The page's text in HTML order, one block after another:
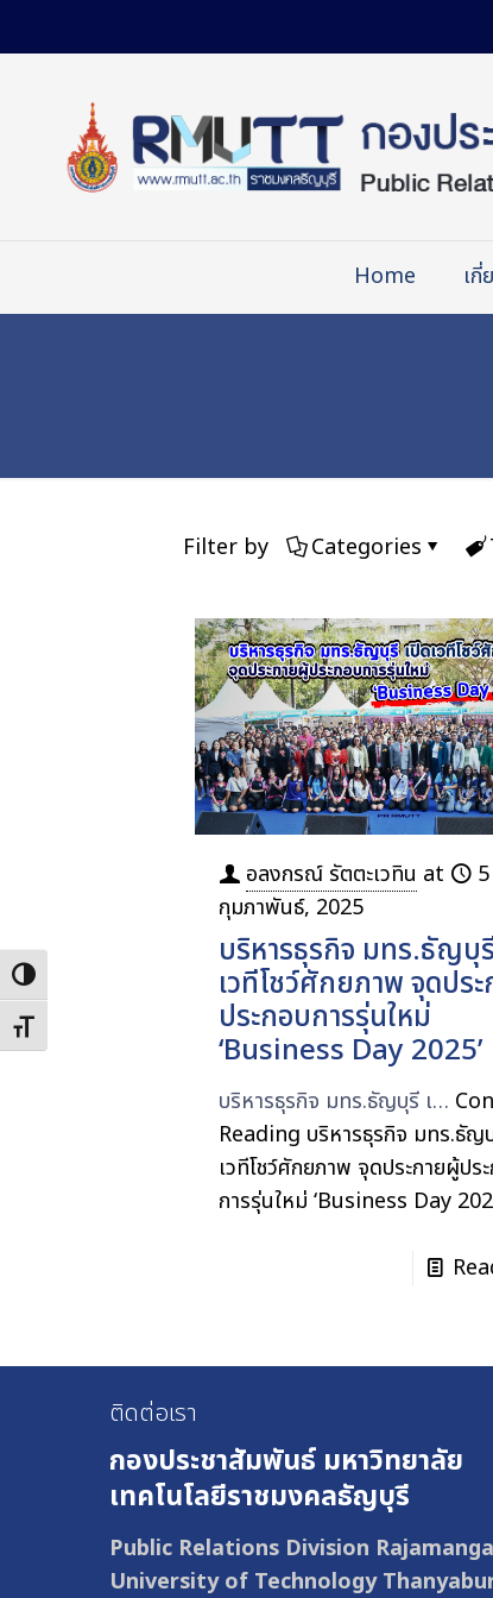
to
Toggle High Contrast
Toggle Font size
Home เกี่
Filter by Categories
อลงกรณ์ รัตตะเวทิน at
5
กุมภาพันธ์, 2025
บริหารธุรกิจ มทร.ธัญบุ
เวทีโชว์ศักยภาพ จุดปร
ประกอบการรุ่นใหม่
‘Business Day 2025’
บริหารธุรกิจ มทร.ธัญบุรี เ…
Reading บริหารธุรกิจ มทร.ธัญ
เวทีโชว์ศักยภาพ จุดประกายผู้ปร
การรุ่นใหม่ ‘Business Day
ติดต่อเรา
กองประชาสัมพันธ์ มหาวิทยาลัย
เทคโนโลยีราชมงคลธัญบุรี
Public Relations Division
University of Technology